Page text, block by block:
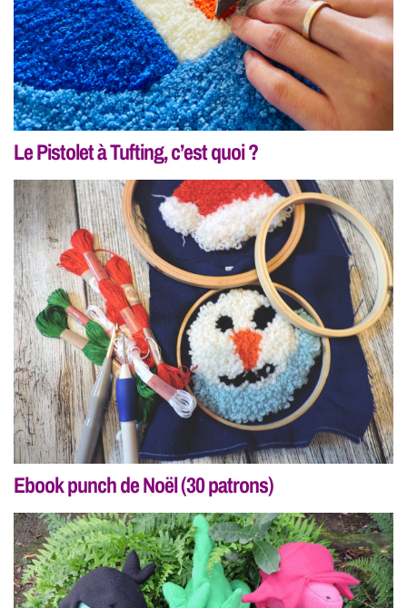
Le Pistolet à Tufting, c’est quoi ?
Ebook punch de Noël (30 patrons)